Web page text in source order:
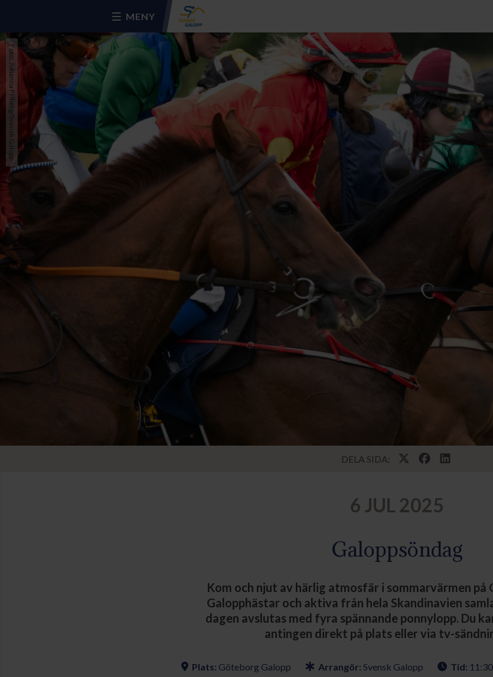
MENY
Foto: Johanna Friberg/Svensk Galopp
DELA SIDA:
6 JUL 2025
Galoppsöndag
Kom och njut av härlig atmosfär i sommarvärmen på
Galopphästar och aktiva från hela Skandinavien
dagen avslutas med fyra spännande ponnylopp. Du
antingen direkt på plats eller via tv-
Plats: Göteborg Galopp Arrangör: Svensk Galopp Tid: 11:30